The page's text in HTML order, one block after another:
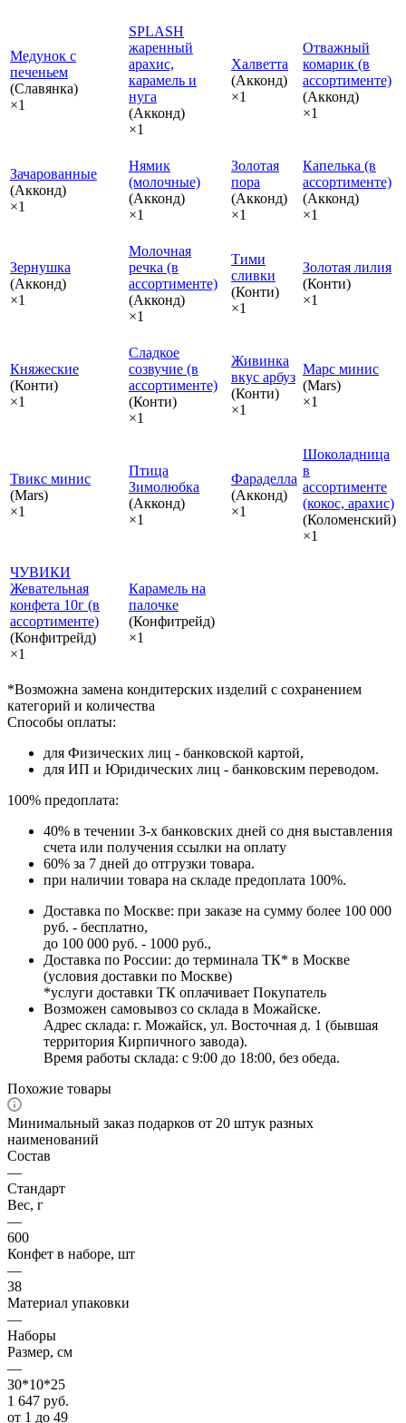
Медунок с
печеньем
(Славянка)
×1
SPLASH
жаренный
арахис,
карамель и
нуга
(Акконд)
×1
Халветта
(Акконд)
×1
Отважный
комарик (в
ассортименте)
(Акконд)
×1
Зачарованные
(Акконд)
×1
Нямик
(молочные)
(Акконд)
×1
Золотая
пора
(Акконд)
×1
Капелька (в
ассортименте)
(Акконд)
×1
Зернушка
(Акконд)
×1
Молочная
речка (в
ассортименте)
(Акконд)
×1
Тими
сливки
(Конти)
×1
Золотая лилия
(Конти)
×1
Княжеские
(Конти)
×1
Сладкое
созвучие (в
ассортименте)
(Конти)
×1
Живинка
вкус арбуз
(Конти)
×1
Марс минис
(Mars)
×1
Твикс минис
(Mars)
×1
Птица
Зимолюбка
(Акконд)
×1
Фараделла
(Акконд)
×1
Шоколадница
в
ассортименте
(кокос, арахис)
(Коломенский)
×1
ЧУВИКИ
Жевательная
конфета 10г (в
ассортименте)
(Конфитрейд)
×1
Карамель на
палочке
(Конфитрейд)
×1
*Возможна замена кондитерских изделий с сохранением
категорий и количества
Способы оплаты:
для Физических лиц - банковской картой,
для ИП и Юридических лиц - банковским переводом.
100% предоплата:
40% в течении 3-х банковских дней со дня выставления
счета или получения ссылки на оплату
60% за 7 дней до отгрузки товара.
при наличии товара на складе предоплата 100%.
Доставка по Москве: при заказе на сумму более 100 000
руб. - бесплатно,
до 100 000 руб. - 1000 руб.,
Доставка по России: до терминала ТК* в Москве
(условия доставки по Москве)
*услуги доставки ТК оплачивает Покупатель
Возможен самовывоз со склада в Можайске.
Адрес склада: г. Можайск, ул. Восточная д. 1 (бывшая
территория Кирпичного завода).
Время работы склада: с 9:00 до 18:00, без обеда.
Похожие товары
Минимальный заказ подарков от 20 штук разных
наименований
Состав
—
Стандарт
Вес, г
—
600
Конфет в наборе, шт
—
38
Материал упаковки
—
Наборы
Размер, см
—
30*10*25
1 647 руб.
от 1 до 49